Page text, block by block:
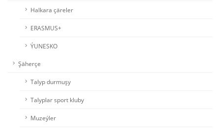
Halkara çäreler
ERASMUS+
ÝUNESKO
Şäherçe
Talyp durmuşy
Talyplar sport kluby
Muzeýler